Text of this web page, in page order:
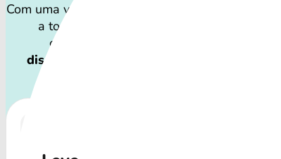
Com uma variedade de cuidados, o Plano de
a todos os perfis de pets: desde o filhote
companheiro sênior que precisa atenção
disponibilidade dos Plano de Saúde